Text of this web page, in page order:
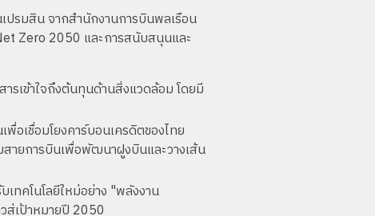
รมสิน จากสำนักงานการบินพลเรือน
Zero 2050 และการสนับสนุนและ
รเข้าใจถึงต้นทุนด้านสิ่งแวดล้อม โดยมี
อเชื่อมโยงคาร์บอนเครดิตของไทย
สายการบินเพื่อพัฒนาฝูงบินและวางเส้น
ทคโนโลยีใหม่อย่าง "พลังงาน
สู่เป้าหมายปี 2050